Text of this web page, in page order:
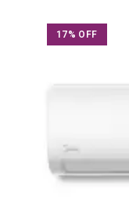
17% OFF